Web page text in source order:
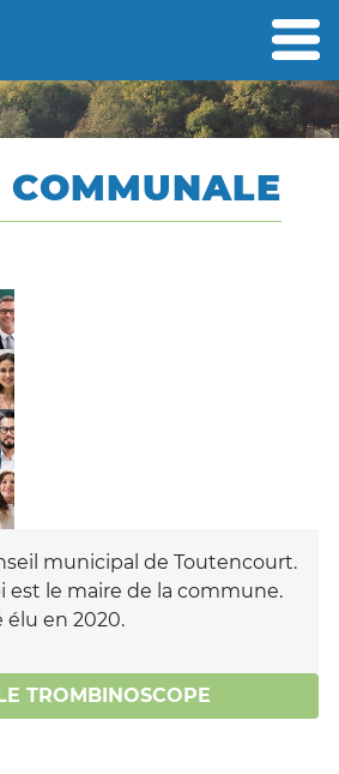
municipal de Toutencourt.
est le maire de la commune.
élu en 2020.
TROMBINOSCOPE